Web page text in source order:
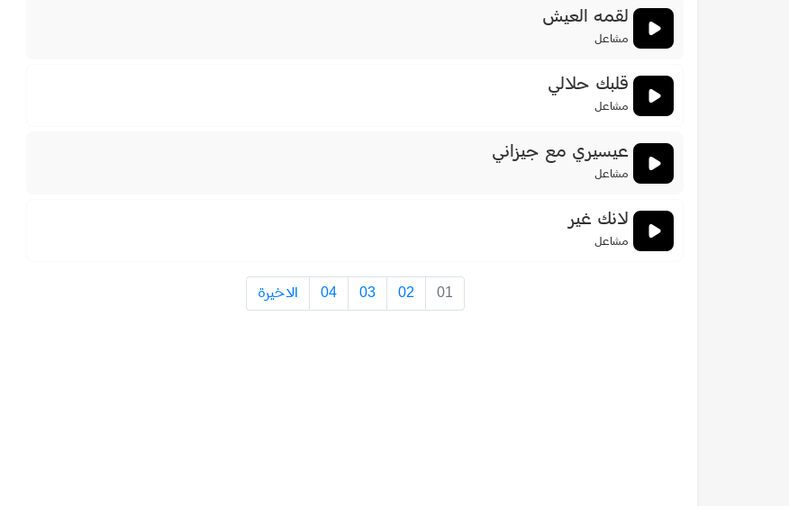
لقمه العيش
مشاعل
قلبك حلالي
مشاعل
عيسيري مع جيزاني
مشاعل
لانك غير
مشاعل
01
02
03
04 الاخيرة